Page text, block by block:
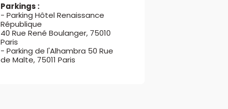
Parkings :
- Parking Hôtel Renaissance
République​
40 Rue René Boulanger, 75010
Paris
- Parking de l'Alhambra 50 Rue
de Malte, 75011 Paris